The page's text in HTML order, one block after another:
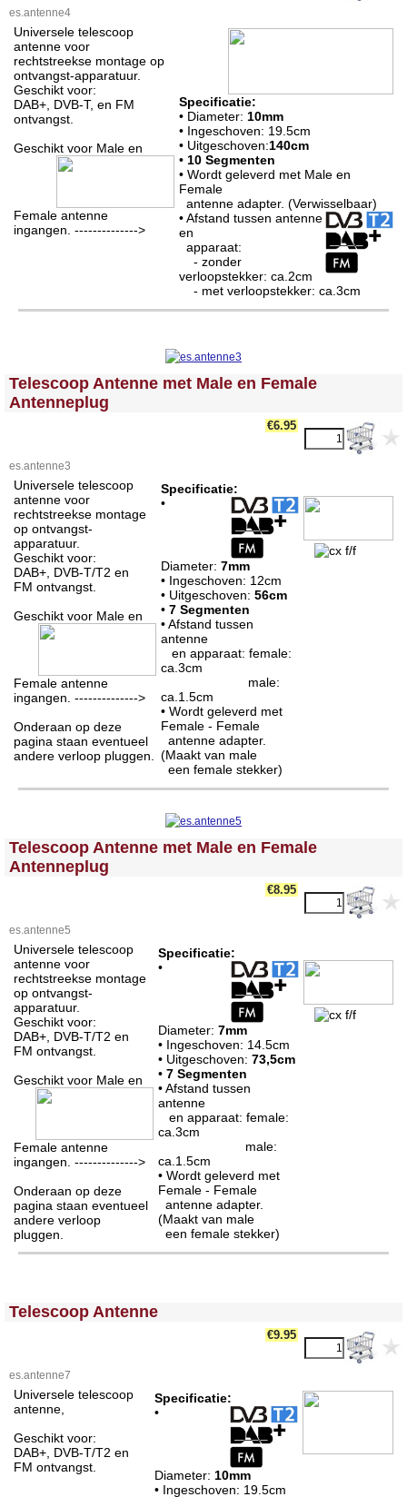
es.antenne4
Universele telescoop
antenne voor
rechtstreekse montage op
ontvangst-apparatuur.
Geschikt voor:
DAB+, DVB-T, en FM
ontvangst.
Geschikt voor Male en
Female antenne
ingangen. -------------->
Specificatie:
• Diameter: 10mm
• Ingeschoven: 19.5cm
• Uitgeschoven:140cm
• 10 Segmenten
• Wordt geleverd met Male en
Female
antenne adapter. (Verwisselbaar)
• Afstand tussen antenne
en
apparaat:
- zonder
verloopstekker: ca.2cm
- met verloopstekker: ca.3cm
<!-- MakeFullWidth0 --><!-- MakeFullWidth1 --><!-- MakeFullWidth2 --><!-- MakeFullWidth3 --><!-- MakeFullWidth4 --><!-- MakeFullWidth5 --><!-- MakeFullWidth6 --><!-- MakeFullWidth7 --><!-- MakeFullWidth8 --><!-- MakeFullWidth9 --><!-- MakeFullWidth10 --><!-- MakeFullWidth11 --><!-- MakeFullWidth12 --><!-- MakeFullWidth13 --><!-- MakeFullWidth14 --><!-- MakeFullWidth15 --><!-- MakeFullWidth16 --><!-- MakeFullWidth17 --><!-- MakeFullWidth18 --><!-- MakeFullWidth19 -->
Telescoop Antenne met Male en Female
Antenneplug
€6.95
es.antenne3
Universele telescoop
antenne voor
rechtstreekse montage
op ontvangst-
apparatuur.
Geschikt voor:
DAB+, DVB-T/T2 en
FM ontvangst.
Geschikt voor Male en
Female antenne
ingangen. -------------->
Onderaan op deze
pagina staan eventueel
andere verloop pluggen.
Specificatie:
•
Diameter: 7mm
• Ingeschoven: 12cm
• Uitgeschoven: 56cm
• 7 Segmenten
• Afstand tussen
antenne
en apparaat: female:
ca.3cm
male:
ca.1.5cm
• Wordt geleverd met
Female - Female
antenne adapter.
(Maakt van male
een female stekker)
<!-- MakeFullWidth0 --><!-- MakeFullWidth1 --><!-- MakeFullWidth2 --><!-- MakeFullWidth3 --><!-- MakeFullWidth4 --><!-- MakeFullWidth5 --><!-- MakeFullWidth6 --><!-- MakeFullWidth7 --><!-- MakeFullWidth8 --><!-- MakeFullWidth9 --><!-- MakeFullWidth10 --><!-- MakeFullWidth11 --><!-- MakeFullWidth12 --><!-- MakeFullWidth13 --><!-- MakeFullWidth14 --><!-- MakeFullWidth15 --><!-- MakeFullWidth16 --><!-- MakeFullWidth17 --><!-- MakeFullWidth18 --><!-- MakeFullWidth19 -->
Telescoop Antenne met Male en Female
Antenneplug
€8.95
es.antenne5
Universele telescoop
antenne voor
rechtstreekse montage
op ontvangst-
apparatuur.
Geschikt voor:
DAB+, DVB-T/T2 en
FM ontvangst.
Geschikt voor Male en
Female antenne
ingangen. -------------->
Onderaan op deze
pagina staan eventueel
andere verloop
pluggen.
Specificatie:
•
Diameter: 7mm
• Ingeschoven: 14.5cm
• Uitgeschoven: 73,5cm
• 7 Segmenten
• Afstand tussen
antenne
en apparaat: female:
ca.3cm
male:
ca.1.5cm
• Wordt geleverd met
Female - Female
antenne adapter.
(Maakt van male
een female stekker)
<!-- MakeFullWidth0 --><!-- MakeFullWidth1 --><!-- MakeFullWidth2 --><!-- MakeFullWidth3 --><!-- MakeFullWidth4 --><!-- MakeFullWidth5 --><!-- MakeFullWidth6 --><!-- MakeFullWidth7 --><!-- MakeFullWidth8 --><!-- MakeFullWidth9 --><!-- MakeFullWidth10 --><!-- MakeFullWidth11 --><!-- MakeFullWidth12 --><!-- MakeFullWidth13 --><!-- MakeFullWidth14 --><!-- MakeFullWidth15 --><!-- MakeFullWidth16 --><!-- MakeFullWidth17 --><!-- MakeFullWidth18 --><!-- MakeFullWidth19 -->
Telescoop Antenne
€9.95
es.antenne7
Universele telescoop
antenne,
Geschikt voor:
DAB+, DVB-T/T2 en
FM ontvangst.
Specificatie:
•
Diameter: 10mm
• Ingeschoven: 19.5cm